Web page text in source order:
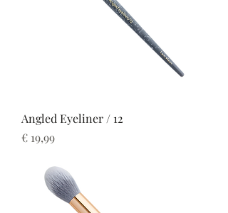
Angled Eyeliner / 12
Prijs
€ 19,99